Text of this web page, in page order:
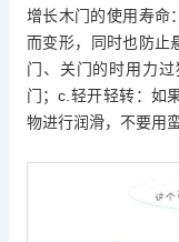
增长木门的使用寿命
而变形，同时也防止
门、关门的时用力
门；c.轻开轻转：如
物进行润滑，不要用